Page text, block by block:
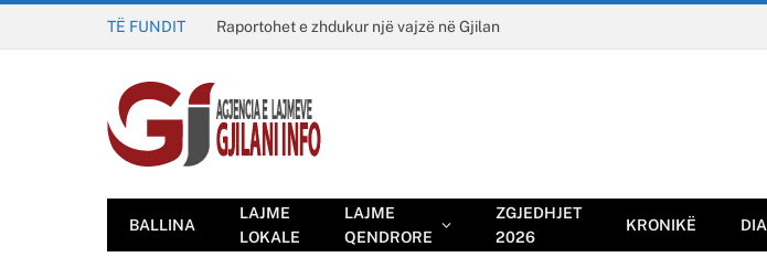
TË FUNDIT Raportohet e zhdukur një vajzë në Gjilan
BALLINA
LAJME
LOKALE
LAJME
QENDRORE
ZGJEDHJET
2026
KRONIKË